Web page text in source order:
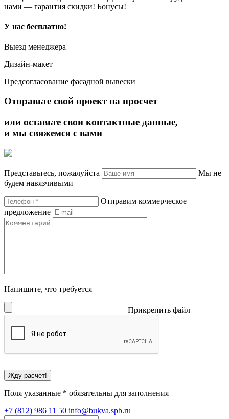
нами — гарантия скидки! Бонусы!
У нас бесплатно!
Выезд менеджера
Дизайн-макет
Предсогласование фасадной вывески
Отправьте свой проект на просчет
или оставьте свои контактные данные,
и мы свяжемся с вами
Представьтесь, пожалуйста
Мы не
будем навязчивыми
Отправим коммерческое
предложение
Напишите, что требуется
Прикрепить файл
Поля указанные * обязательны для заполнения
+7 (812) 986 11 50 info@bukva.spb.ru